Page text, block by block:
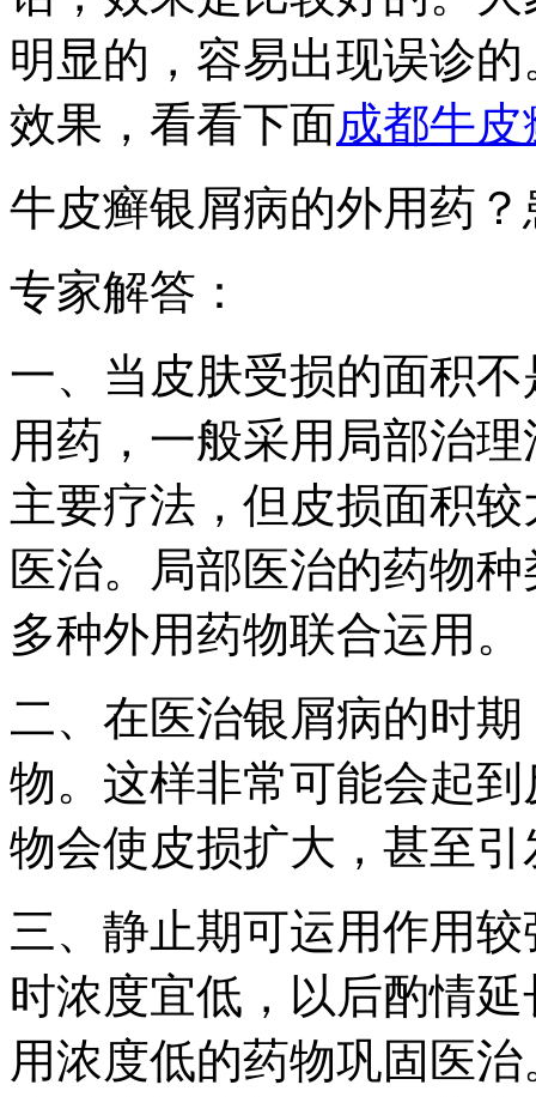
明显的，容易出现误诊
效果，看看下面成都牛
牛皮癣银屑病的外用药
专家解答：
一、当皮肤受损的面积
用药，一般采用局部治
主要疗法，但皮损面积
医治。局部医治的药物
多种外用药物联合运用。
二、在医治银屑病的时
物。这样非常可能会起
物会使皮损扩大，甚至
三、静止期可运用作用
时浓度宜低，以后酌情
用浓度低的药物巩固医